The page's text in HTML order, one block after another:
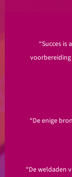
“Succes
“De enige
“De weldaden